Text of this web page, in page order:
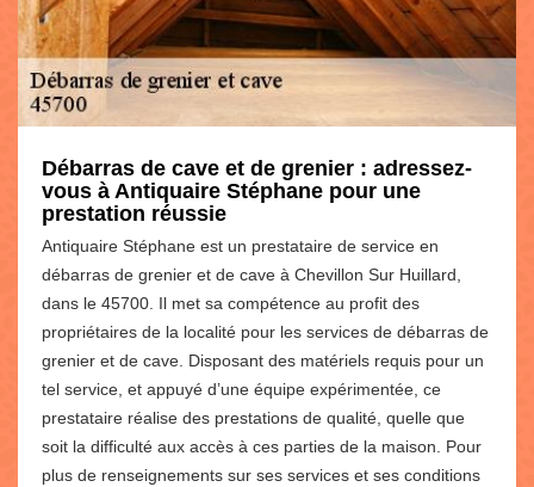
Débarras de cave et de grenier : adressez-
vous à Antiquaire Stéphane pour une
prestation réussie
Antiquaire Stéphane est un prestataire de service en
débarras de grenier et de cave à Chevillon Sur Huillard,
dans le 45700. Il met sa compétence au profit des
propriétaires de la localité pour les services de débarras de
grenier et de cave. Disposant des matériels requis pour un
tel service, et appuyé d’une équipe expérimentée, ce
prestataire réalise des prestations de qualité, quelle que
soit la difficulté aux accès à ces parties de la maison. Pour
plus de renseignements sur ses services et ses conditions